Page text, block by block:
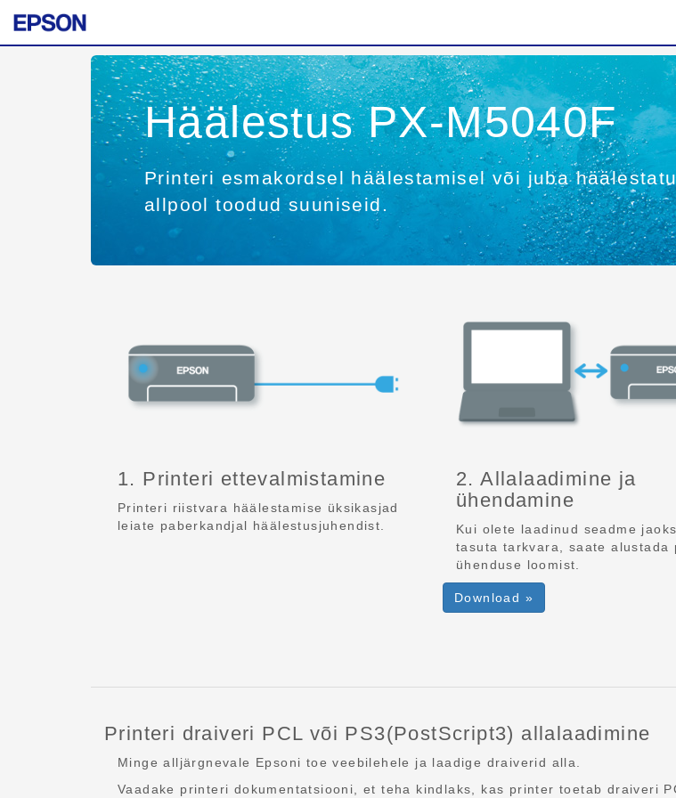
Häälestus PX-M5040F
Printeri esmakordsel häälestamisel või juba
allpool toodud suuniseid.
1. Printeri ettevalmistamine
Printeri riistvara häälestamise üksikasjad
leiate paberkandjal häälestusjuhendist.
2. Allalaadimine ja
ühendamine
Kui olete laadinud seadme
tasuta tarkvara, saate alustada
ühenduse loomist.
Download »
Printeri draiveri PCL või PS3(PostScript3) allalaadimine
Minge alljärgnevale Epsoni toe veebilehele ja laadige draiverid alla.
Vaadake printeri dokumentatsiooni, et teha kindlaks, kas printer toetab draiveri